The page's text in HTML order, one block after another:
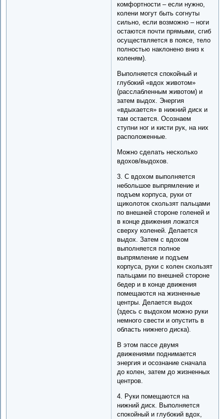
комфортности – если нужно,
колени могут быть согнуты
сильно, если возможно – ноги
остаются почти прямыми, сгиб
осуществляется в поясе, тело
полностью наклонено вниз к
коленям).
Выполняется спокойный и
глубокий «вдох животом»
(расслабленным животом) и
затем выдох. Энергия
«вдыхается» в нижний диск и
там остается. Осознаем
ступни ног и кисти рук, на них
расположенные.
Можно сделать несколько
вдохов/выдохов.
3. С вдохом выполняется
небольшое выпрямление и
подъем корпуса, руки от
щиколоток скользят пальцами
по внешней стороне голеней и
в конце движения ложатся
сверху коленей. Делается
выдох. Затем с вдохом
выполняется полное
выпрямление и подъем
корпуса, руки с колен скользят
пальцами по внешней стороне
бедер и в конце движения
помещаются на жизненные
центры. Делается выдох
(здесь с выдохом можно руки
немного свести и опустить в
область нижнего диска).
В этом пассе двумя
движениями поднимается
энергия и осознание сначала
до колен, затем до жизненных
центров.
4. Руки помещаются на
нижний диск. Выполняется
спокойный и глубокий вдох,